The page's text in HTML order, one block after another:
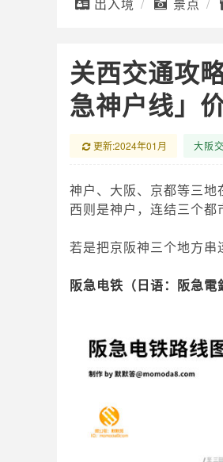
关西交通攻
急神户线」
更新:2024年01月 大阪
神户、大阪、京都等三
西则是神户，连结三个都
若是把京阪神三个地方
阪急电铁（日语：阪急電